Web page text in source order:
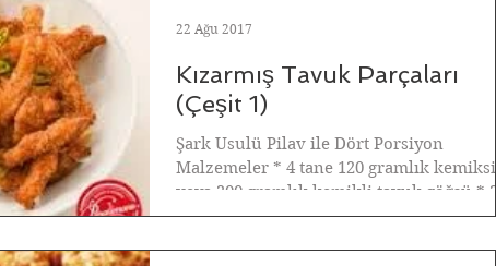
Kızarmış Tavuk Parçaları
(Çeşit 1)
Şark Usulü Pilav ile Dört Porsiyon
Malzemeler * 4 tane 120 gramlık kemiksiz
veya 200 gramlık kemikli tavuk göğsü * 2
diş sarımsak,...
22 Ağu 2017